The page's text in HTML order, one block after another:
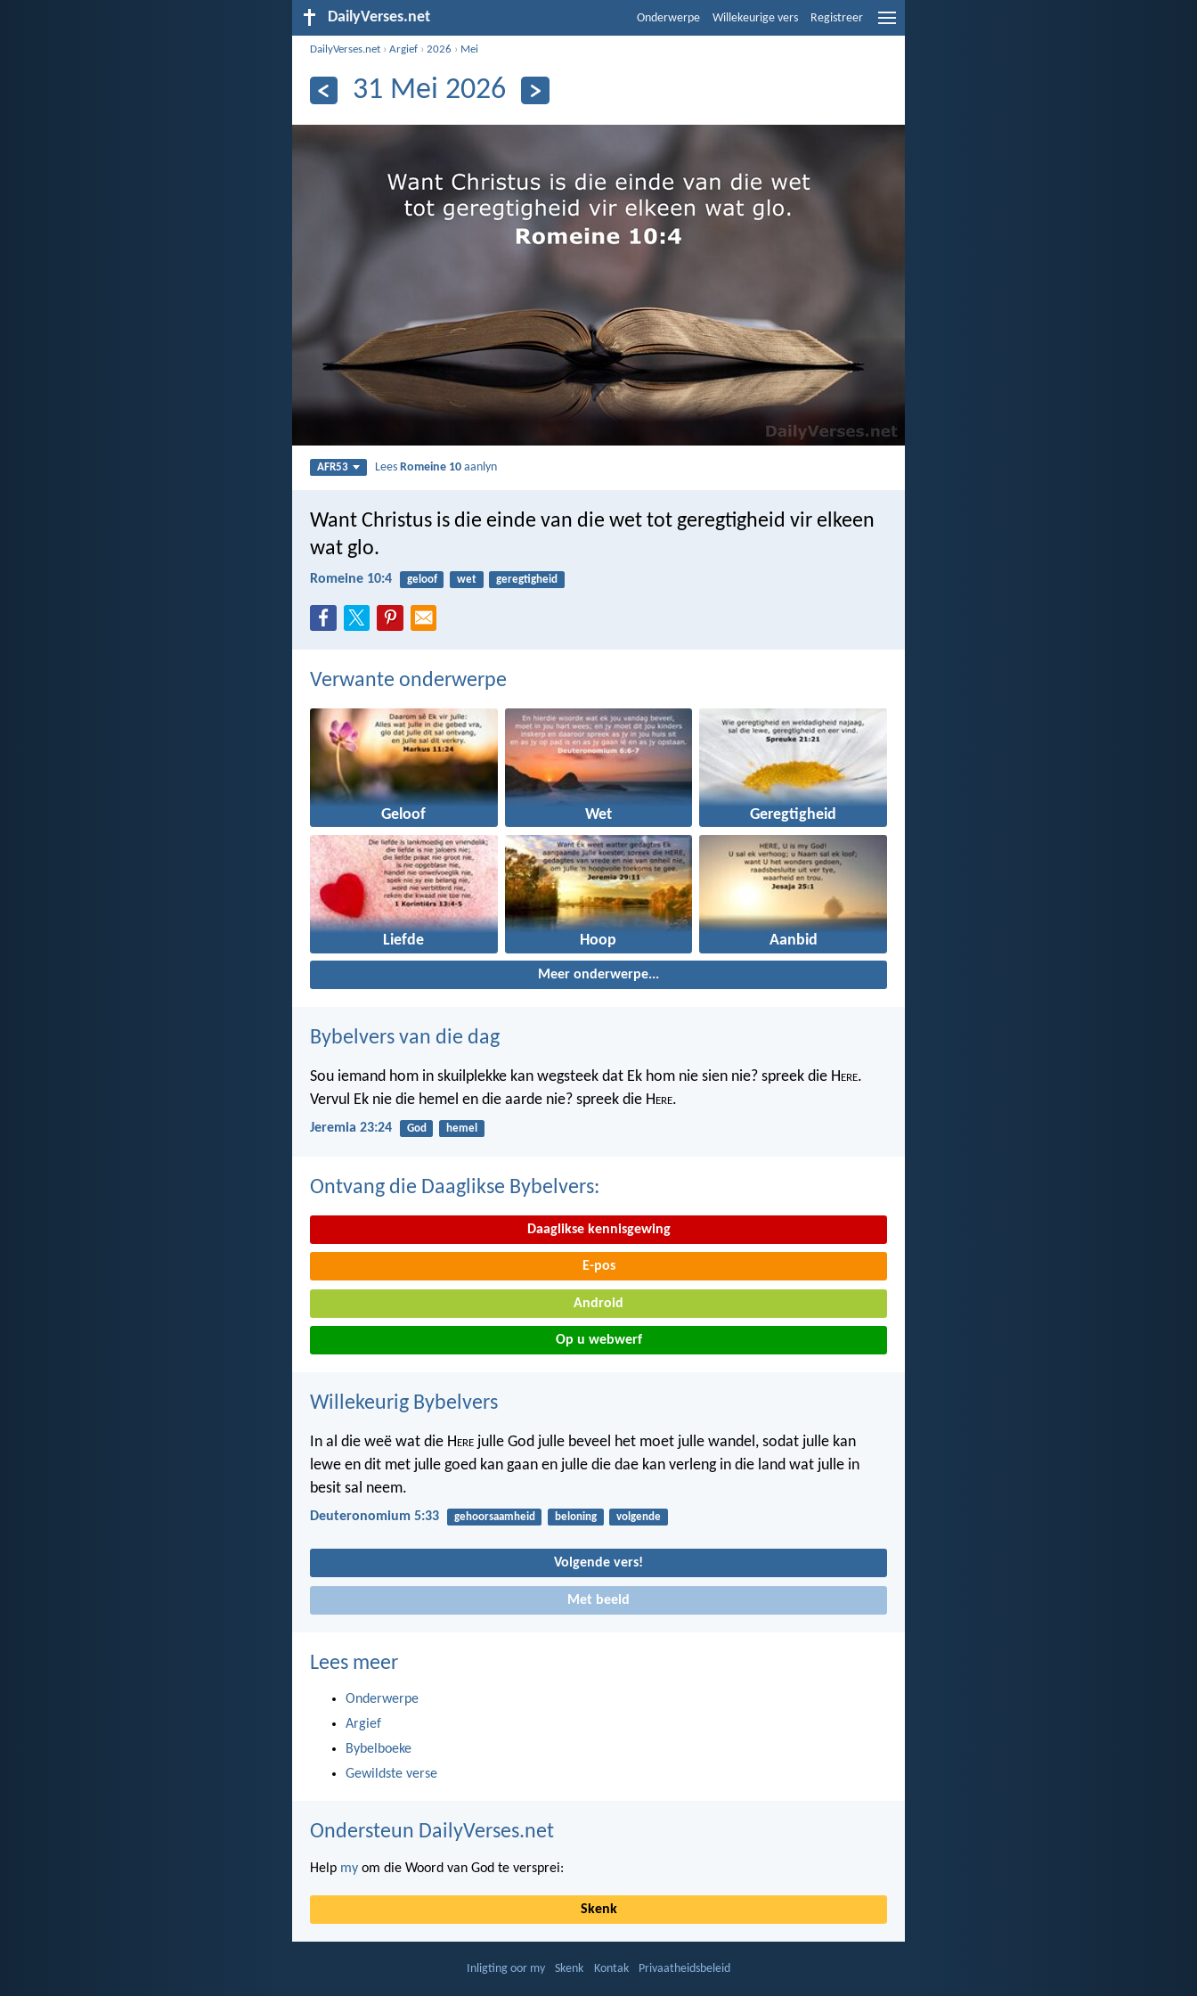
DailyVerses.net Onderwerpe Willekeurige vers Registreer
DailyVerses.net ›Argief ›2026 › Mei
31 Mei 2026
AFR53 LeesRomeine 10 aanlyn
Want Christus is die einde van die wet tot geregtigheid vir elkeen
wat glo.
Romeine 10:4 geloof wet geregtigheid
Verwante onderwerpe
Geloof Wet Geregtigheid
Liefde Hoop Aanbid
Meer onderwerpe...
Bybelvers van die dag
Sou iemand hom in skuilplekke kan wegsteek dat Ek hom nie sien nie? spreek die Here.
Vervul Ek nie die hemel en die aarde nie? spreek die Here.
Jeremia 23:24 God hemel
Ontvang die Daaglikse Bybelvers:
Daaglikse kennisgewing
E-pos
Android
Op u webwerf
Willekeurig Bybelvers
In al die weë wat die Here julle God julle beveel het moet julle wandel, sodat julle kan
lewe en dit met julle goed kan gaan en julle die dae kan verleng in die land wat julle in
besit sal neem.
Deuteronomium 5:33 gehoorsaamheid beloning volgende
Volgende vers!
Met beeld
Lees meer
Onderwerpe
Argief
Bybelboeke
Gewildste verse
Ondersteun DailyVerses.net
Help my om die Woord van God te versprei:
Skenk
Inligting oor my Skenk Kontak Privaatheidsbeleid